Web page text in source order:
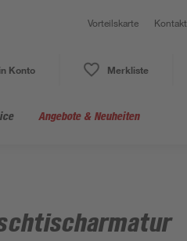
Vorteilskarte Kontakt
Konto Merkliste
Angebote & Neuheiten